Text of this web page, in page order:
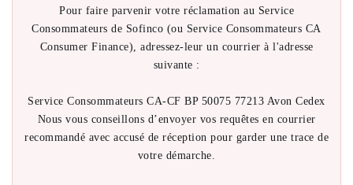
Pour faire parvenir votre réclamation au Service
Consommateurs de Sofinco (ou Service Consommateurs CA
Consumer Finance), adressez-leur un courrier à l'adresse
suivante :
Service Consommateurs CA-CF BP 50075 77213 Avon Cedex
Nous vous conseillons d’envoyer vos requêtes en courrier
recommandé avec accusé de réception pour garder une trace de
votre démarche.